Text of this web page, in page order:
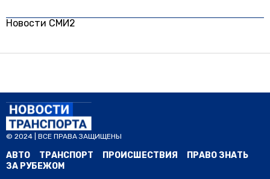
Новости СМИ2
© 2024 | ВСЕ ПРАВА ЗАЩИЩЕНЫ
АВТО ТРАНСПОРТ ПРОИСШЕСТВИЯ
ПРАВО ЗНАТЬ
ЗА РУБЕЖОМ